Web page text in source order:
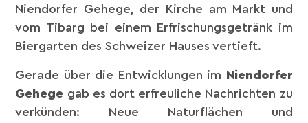
Niendorfer Gehege, der Kirche am Markt und
vom Tibarg bei einem Erfrischungsgetränk im
Biergarten des Schweizer Hauses vertieft.
Gerade über die Entwicklungen im Niendorfer
Gehege gab es dort erfreuliche Nachrichten zu
verkünden: Neue Naturflächen und